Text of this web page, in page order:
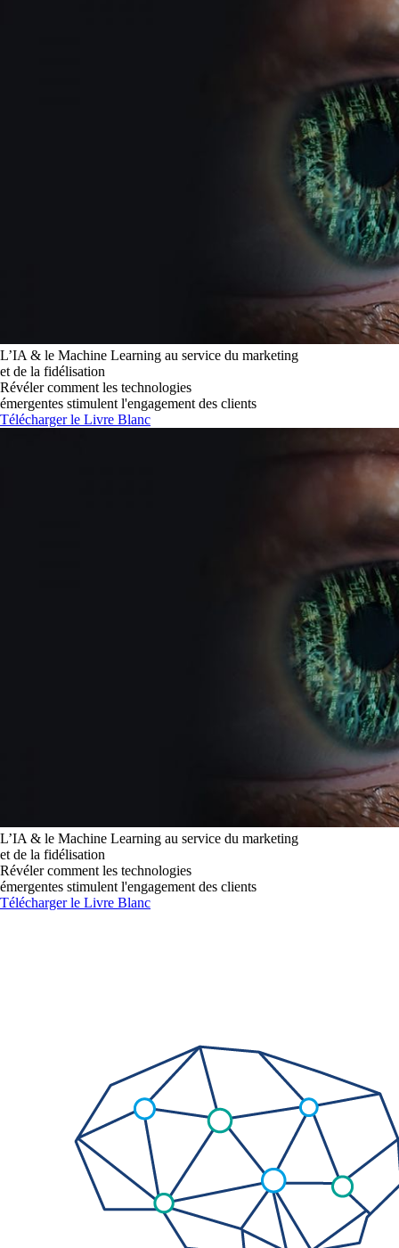
L’IA & le Machine Learning au service du marketing
et de la fidélisation
Révéler comment les technologies
émergentes stimulent l'engagement des clients
Télécharger le Livre Blanc
L’IA & le Machine Learning au service du marketing
et de la fidélisation
Révéler comment les technologies
émergentes stimulent l'engagement des clients
Télécharger le Livre Blanc